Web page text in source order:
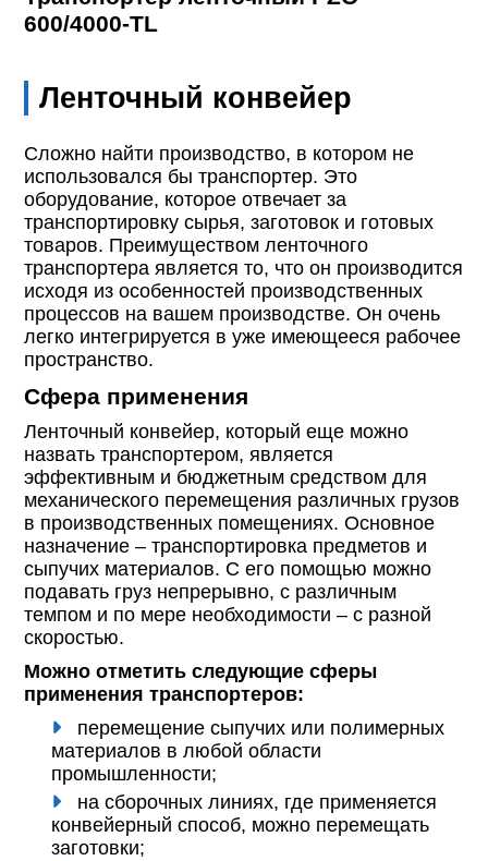
600/4000-TL
Ленточный конвейер
Сложно найти производство, в котором не
использовался бы транспортер. Это
оборудование, которое отвечает за
транспортировку сырья, заготовок и готовых
товаров. Преимуществом ленточного
транспортера является то, что он производится
исходя из особенностей производственных
процессов на вашем производстве. Он очень
легко интегрируется в уже имеющееся рабочее
пространство.
Сфера применения
Ленточный конвейер, который еще можно
назвать транспортером, является
эффективным и бюджетным средством для
механического перемещения различных грузов
в производственных помещениях. Основное
назначение – транспортировка предметов и
сыпучих материалов. С его помощью можно
подавать груз непрерывно, с различным
темпом и по мере необходимости – с разной
скоростью.
Можно отметить следующие сферы
применения транспортеров:
перемещение сыпучих или полимерных
материалов в любой области
промышленности;
на сборочных линиях, где применяется
конвейерный способ, можно перемещать
заготовки;